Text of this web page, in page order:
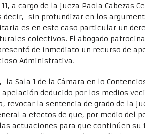
a cargo de la jueza Paola Cabezas
decir, sin profundizar en los
es en este caso particular un
colectivos. El abogado
de inmediato un recurso de
Administrativa.
la Sala 1 de la Cámara en lo
apelación deducido por los medios
revocar la sentencia de grado de la
a efectos de que, por medio del
actuaciones para que continúen su